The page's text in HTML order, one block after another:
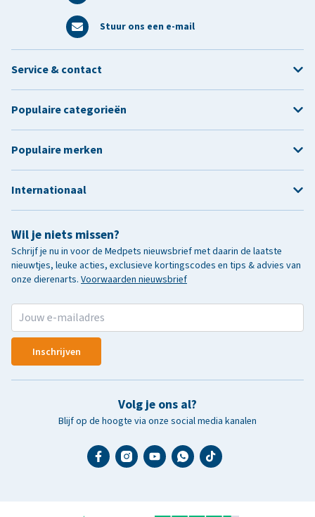
Stuur ons een e-mail
Wil je niets missen?
Schrijf je nu in voor de Medpets nieuwsbrief met daarin de laatste
nieuwtjes, leuke acties, exclusieve kortingscodes en tips & advies van
onze dierenarts. Voorwaarden nieuwsbrief
Inschrijven
Volg je ons al?
Blijf op de hoogte via onze social media kanalen
Service & contact
Populaire categorieën
Populaire merken
Internationaal